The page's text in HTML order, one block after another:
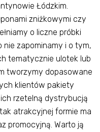
Łódzkim.
zniżkowymi czy
o liczne próbki
zapominamy i o tym,
tematycznie ulotek lub
tworzymy dopasowane
klientów pakiety
rzetelną dystrybucją
atrakcyjnej formie ma
promocyjną. Warto ją